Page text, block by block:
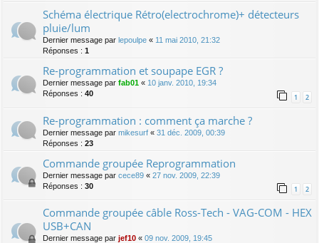
Schéma électrique Rétro(electrochrome)+ détecteurs
pluie/lum
Dernier message par lepoulpe « 11 mai 2010, 21:32
Réponses : 1
Re-programmation et soupape EGR ?
Dernier message par fab01 « 10 janv. 2010, 19:34
Réponses : 40 1 2
Re-programmation : comment ça marche ?
Dernier message par mikesurf « 31 déc. 2009, 00:39
Réponses : 23
Commande groupée Reprogrammation
Dernier message par cece89 « 27 nov. 2009, 22:39
Réponses : 30 1 2
Commande groupée câble Ross-Tech - VAG-COM - HEX
USB+CAN
Dernier message par jef10 « 09 nov. 2009, 19:45